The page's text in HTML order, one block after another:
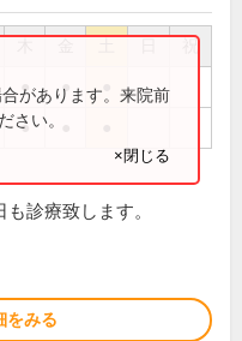
祝
● ●
●
があります。来院前
さい。
×閉じる
診療致します。
をみる